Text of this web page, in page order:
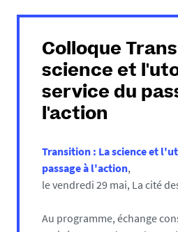
Colloque
science et
service du
l'action
Transition : La science et
passage à l'action,
le vendredi 29 mai, La cité
Au programme, échange